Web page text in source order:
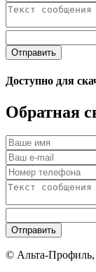
Отправить
Доступно для
Обратная
Отправить
© Альта-Профиль,